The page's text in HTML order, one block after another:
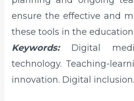
ensure the effective and
these tools in the
Keywords:
Digital
technology. Teaching-
innovation. Digital inclusion.